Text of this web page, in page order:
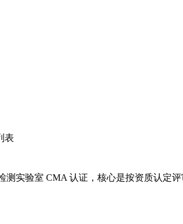
实验室 CMA 认证，核心是按资质认定